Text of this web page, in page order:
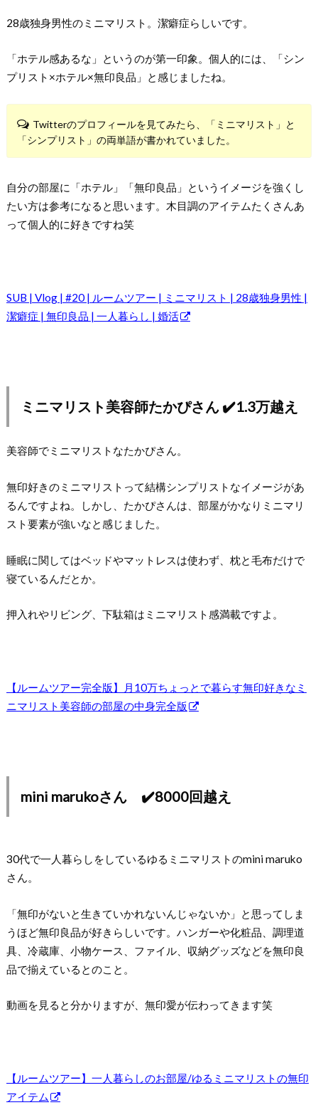
28歳独身男性のミニマリスト。潔癖症らしいです。
「ホテル感あるな」というのが第一印象。個人的には、「シン
プリスト×ホテル×無印良品」と感じましたね。
Twitterのプロフィールを見てみたら、「ミニマリスト」と
「シンプリスト」の両単語が書かれていました。
自分の部屋に「ホテル」「無印良品」というイメージを強くし
たい方は参考になると思います。木目調のアイテムたくさんあ
って個人的に好きですね笑
SUB | Vlog | #20 | ルームツアー | ミニマリスト | 28歳独身男性 |
潔癖症 | 無印良品 | 一人暮らし | 婚活
ミニマリスト美容師たかぴさん ✔️1.3万越え
美容師でミニマリストなたかぴさん。
無印好きのミニマリストって結構シンプリストなイメージがあ
るんですよね。しかし、たかぴさんは、部屋がかなりミニマリ
スト要素が強いなと感じました。
睡眠に関してはベッドやマットレスは使わず、枕と毛布だけで
寝ているんだとか。
押入れやリビング、下駄箱はミニマリスト感満載ですよ。
【ルームツアー完全版】月10万ちょっとで暮らす無印好きなミ
ニマリスト美容師の部屋の中身完全版
mini marukoさん ✔️8000回越え
30代で一人暮らしをしているゆるミニマリストのmini maruko
さん。
「無印がないと生きていかれないんじゃないか」と思ってしま
うほど無印良品が好きらしいです。ハンガーや化粧品、調理道
具、冷蔵庫、小物ケース、ファイル、収納グッズなどを無印良
品で揃えているとのこと。
動画を見ると分かりますが、無印愛が伝わってきます笑
【ルームツアー】一人暮らしのお部屋/ゆるミニマリストの無印
アイテム